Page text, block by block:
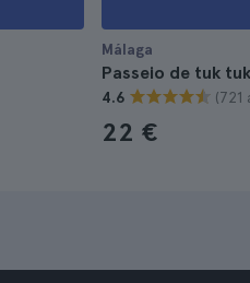
Málaga
Passeio de tuk
4.6 (721
22 €